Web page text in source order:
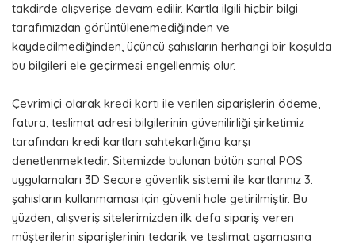
takdirde alışverişe devam edilir. Kartla ilgili hiçbir bilgi
tarafımızdan görüntülenemediğinden ve
kaydedilmediğinden, üçüncü şahısların herhangi bir koşulda
bu bilgileri ele geçirmesi engellenmiş olur.
Çevrimiçi olarak kredi kartı ile verilen siparişlerin ödeme,
fatura, teslimat adresi bilgilerinin güvenilirliği şirketimiz
tarafından kredi kartları sahtekarlığına karşı
denetlenmektedir. Sitemizde bulunan bütün sanal POS
uygulamaları 3D Secure güvenlik sistemi ile kartlarınız 3.
şahısların kullanmaması için güvenli hale getirilmiştir. Bu
yüzden, alışveriş sitelerimizden ilk defa sipariş veren
müşterilerin siparişlerinin tedarik ve teslimat aşamasına